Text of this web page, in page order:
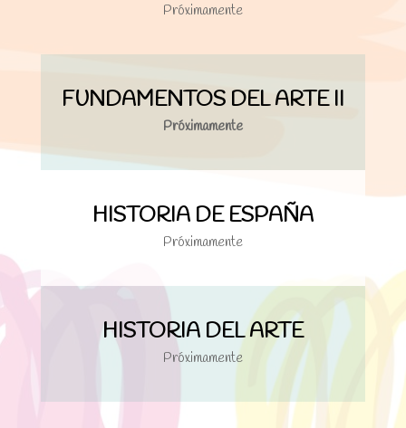
Próximamente
FUNDAMENTOS DEL ARTE II
Próximamente
HISTORIA DE ESPAÑA
Próximamente
HISTORIA DEL ARTE
Próximamente